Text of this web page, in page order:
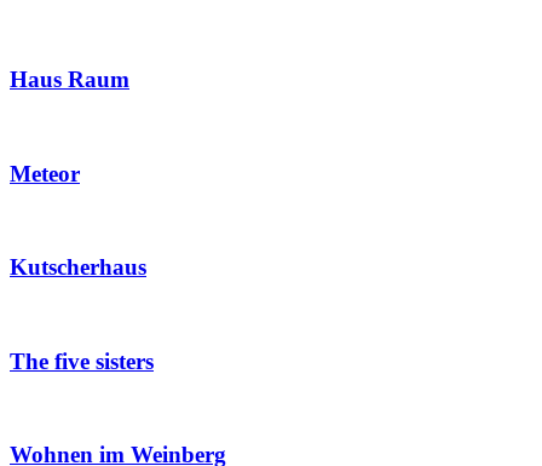
Haus Raum
Meteor
Kutscherhaus
The five sisters
Wohnen im Weinberg